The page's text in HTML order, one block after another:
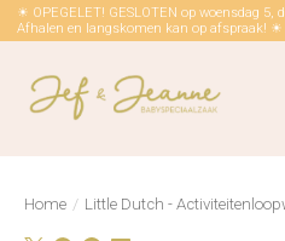
☀ OPEGELET! GESLOTEN op woensdag
Afhalen en langskomen kan op afspraak! ☀
Home / Little Dutch -